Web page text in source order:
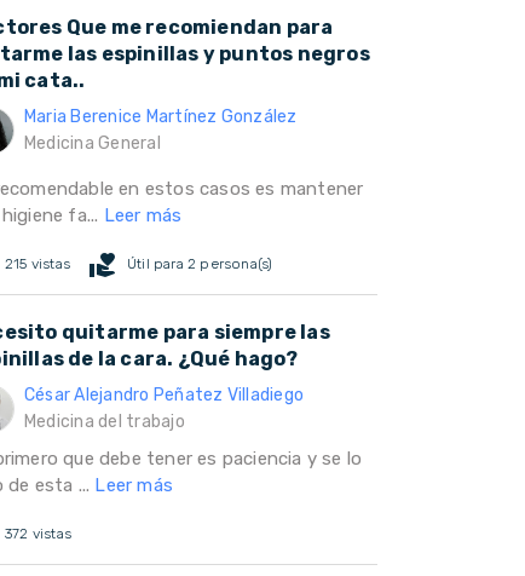
Que me recomiendan para
las espinillas y puntos negros
cata..
Maria Berenice Martínez González
Medicina General
en estos casos es mantener
fa... Leer más
215 vistas volunteer_activism Útil para 2 persona(s)
quitarme para siempre las
de la cara. ¿Qué hago?
César Alejandro Peñatez Villadiego
Medicina del trabajo
que debe tener es paciencia y se lo
de esta ... Leer más
372 vistas